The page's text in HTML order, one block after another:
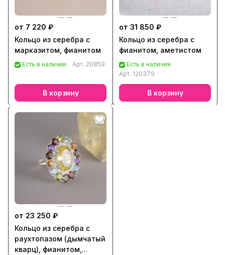
от 7 220 ₽
Кольцо из серебра с
марказитом, фианитом
Есть в наличии Арт. 20859
В корзину
от 31 850 ₽
Кольцо из серебра с
фианитом, аметистом
Есть в наличии
Арт. 120379
В корзину
от 23 250 ₽
Кольцо из серебра с
раухтопазом (дымчатый
кварц), фианитом,